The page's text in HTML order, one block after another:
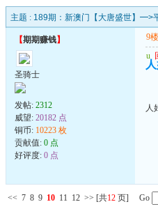
主题 : 189期：新澳门【大唐盛世】━>
【期期赚钱】
圣骑士
发帖: 2312
威望: 20182 点
铜币: 10223 枚
贡献值: 0 点
好评度: 0 点
9楼
u
人
<< 7 8 9 10 11 12 >> [共12 页] Go